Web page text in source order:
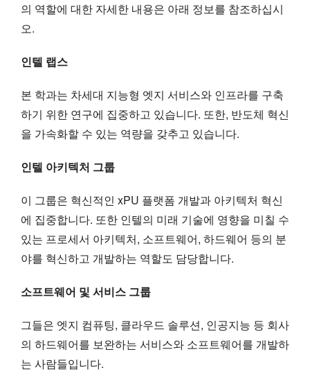
의 역할에 대한 자세한 내용은 아래 정보를 참조하십시
오.
인텔 랩스
본 학과는 차세대 지능형 엣지 서비스와 인프라를 구축
하기 위한 연구에 집중하고 있습니다. 또한, 반도체 혁신
을 가속화할 수 있는 역량을 갖추고 있습니다.
인텔 아키텍처 그룹
이 그룹은 혁신적인 xPU 플랫폼 개발과 아키텍처 혁신
에 집중합니다. 또한 인텔의 미래 기술에 영향을 미칠 수
있는 프로세서 아키텍처, 소프트웨어, 하드웨어 등의 분
야를 혁신하고 개발하는 역할도 담당합니다.
소프트웨어 및 서비스 그룹
그들은 엣지 컴퓨팅, 클라우드 솔루션, 인공지능 등 회사
의 하드웨어를 보완하는 서비스와 소프트웨어를 개발하
는 사람들입니다.